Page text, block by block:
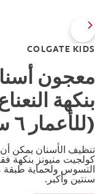
COLGATE KIDS
معجون
بنكهة
(للأعمار ٦ سنوات فما فوق)
تنظيف الأسنان يمكن
كولجيت منيونز بنكهة
التسوس ولحماية طبقة
سنتين وأكبر.